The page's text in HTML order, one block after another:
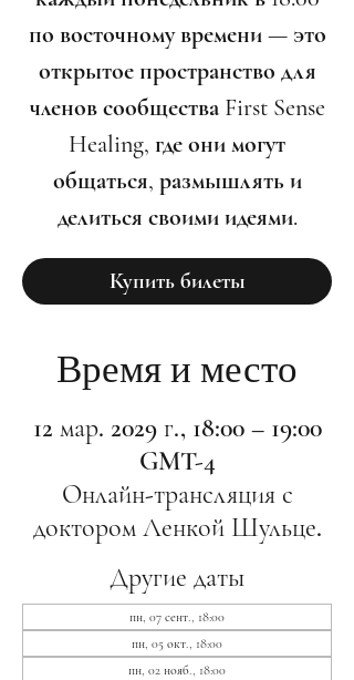
по восточному времени — это
открытое пространство для
членов сообщества First Sense
Healing, где они могут
общаться, размышлять и
делиться своими идеями.
Купить билеты
Время и место
12 мар. 2029 г., 18:00 – 19:00
GMT-4
Онлайн-трансляция с
доктором Ленкой Шульце.
Другие даты
пн, 07 сент., 18:00
пн, 05 окт., 18:00
пн, 02 нояб., 18:00